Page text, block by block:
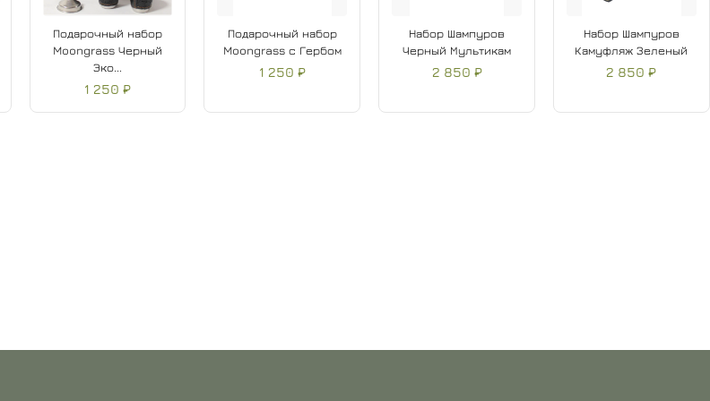
Подарочный набор
Moongrass Черный
Эко...
1 250 ₽
Подарочный набор
Moongrass с Гербом
1 250 ₽
Набор Шампуров
Черный Мультикам
2 850 ₽
Набор Шампуров
Камуфляж Зеленый
2 850 ₽